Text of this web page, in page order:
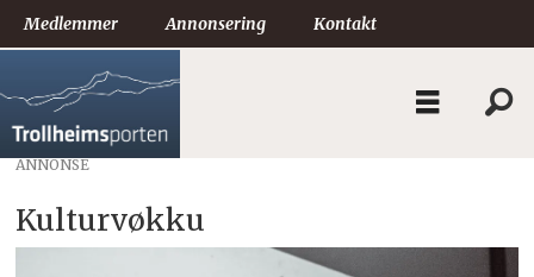
Medlemmer Annonsering Kontakt
ANNONSE
Kulturvøkku